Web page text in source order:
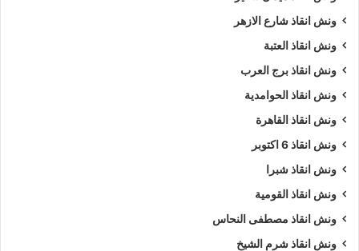
ونش انقاذ شارع الازهر
ونش انقاذ العتبة
ونش انقاذ برج العرب
ونش انقاذ الحوامدية
ونش انقاذ القاهرة
ونش انقاذ 6 اكتوبر
ونش انقاذ شبرا
ونش انقاذ القومية
ونش انقاذ مصطفى النحاس
ونش انقاذ شرم الشيخ